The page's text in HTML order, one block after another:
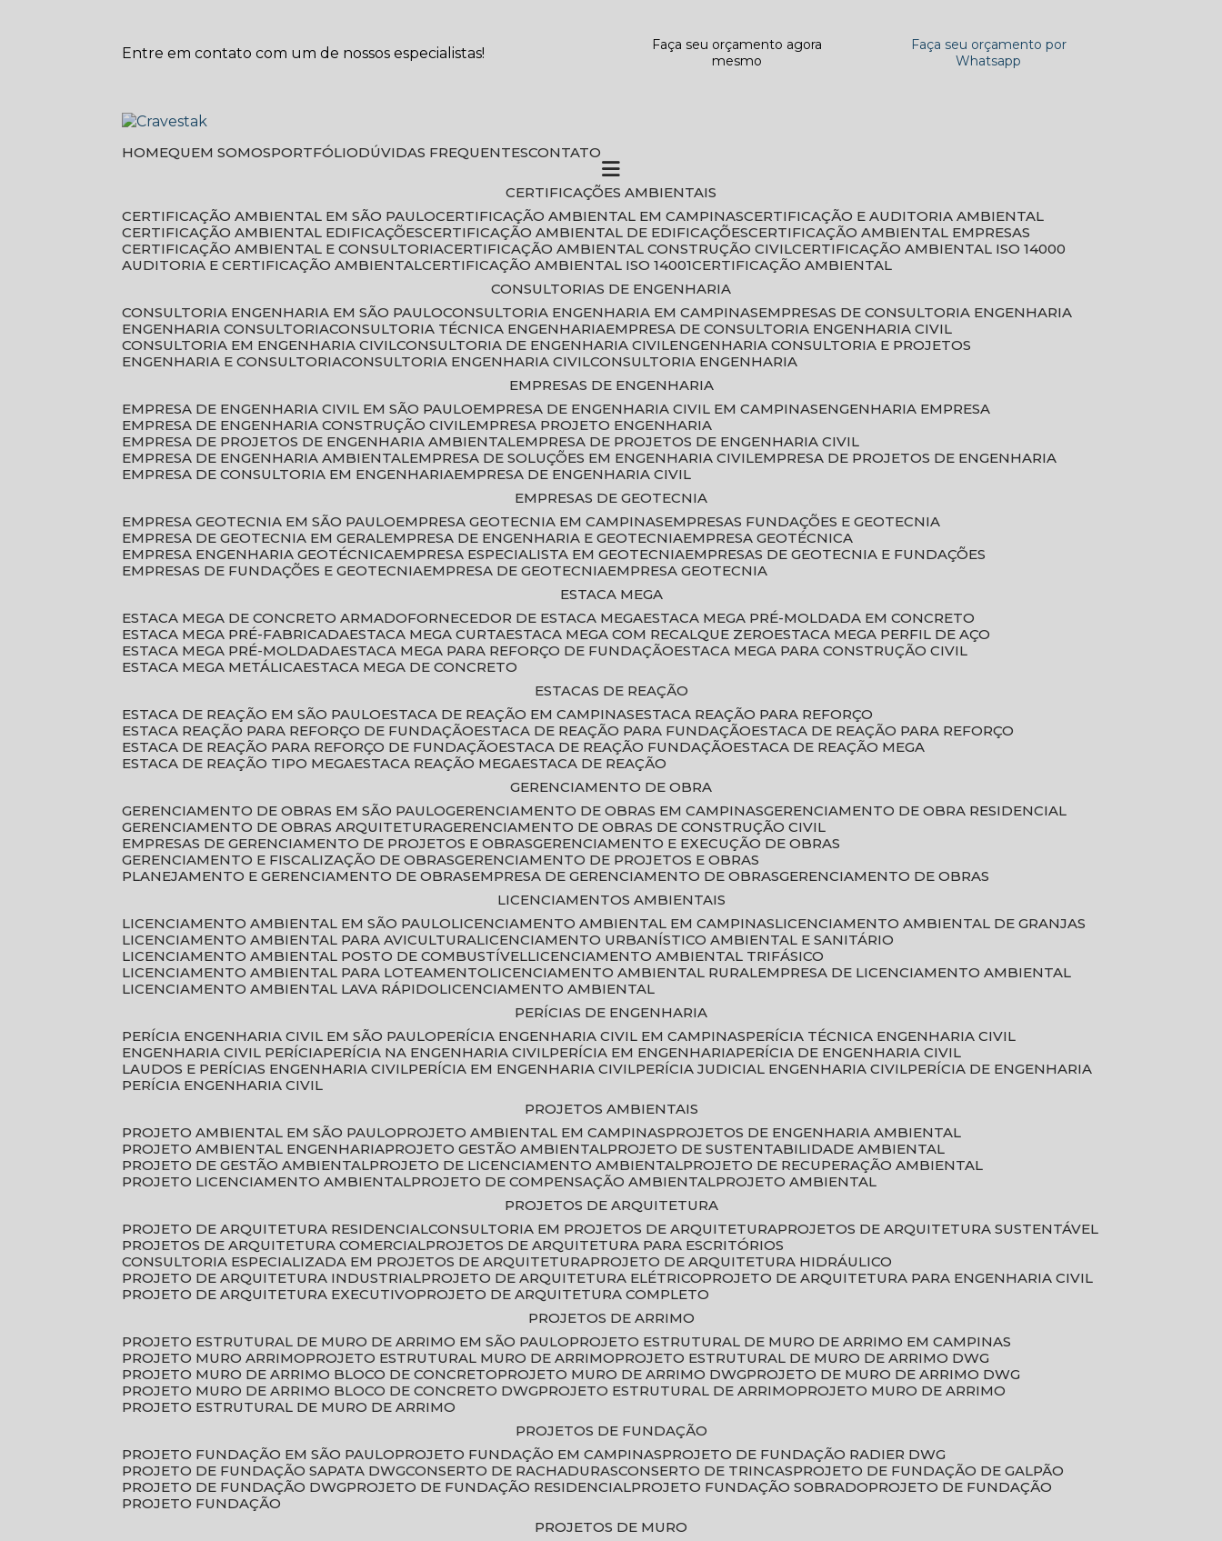
Entre em contato com um de nossos especialistas!
Faça seu orçamento agora
mesmo
Faça seu orçamento por
Whatsapp
HOME QUEM SOMOS PORTFÓLIO DÚVIDAS FREQUENTES CONTATO
CERTIFICAÇÕES AMBIENTAIS
CERTIFICAÇÃO AMBIENTAL EM SÃO PAULO
CERTIFICAÇÃO AMBIENTAL EM CAMPINAS
CERTIFICAÇÃO E AUDITORIA AMBIENTAL
CERTIFICAÇÃO AMBIENTAL EDIFICAÇÕES
CERTIFICAÇÃO AMBIENTAL DE EDIFICAÇÕES
CERTIFICAÇÃO AMBIENTAL EMPRESAS
CERTIFICAÇÃO AMBIENTAL E CONSULTORIA
CERTIFICAÇÃO AMBIENTAL CONSTRUÇÃO CIVIL
CERTIFICAÇÃO AMBIENTAL ISO 14000
AUDITORIA E CERTIFICAÇÃO AMBIENTAL
CERTIFICAÇÃO AMBIENTAL ISO 14001
CERTIFICAÇÃO AMBIENTAL
CONSULTORIAS DE ENGENHARIA
CONSULTORIA ENGENHARIA EM SÃO PAULO CONSULTORIA ENGENHARIA EM CAMPINAS
EMPRESAS DE CONSULTORIA ENGENHARIA
ENGENHARIA CONSULTORIA CONSULTORIA TÉCNICA ENGENHARIA EMPRESA DE CONSULTORIA ENGENHARIA CIVIL
CONSULTORIA EM ENGENHARIA CIVIL CONSULTORIA DE ENGENHARIA CIVIL ENGENHARIA CONSULTORIA E PROJETOS
ENGENHARIA E CONSULTORIA CONSULTORIA ENGENHARIA CIVIL CONSULTORIA ENGENHARIA
EMPRESAS DE ENGENHARIA
EMPRESA DE ENGENHARIA CIVIL EM SÃO PAULO
EMPRESA DE ENGENHARIA CIVIL EM CAMPINAS
ENGENHARIA EMPRESA
EMPRESA DE ENGENHARIA CONSTRUÇÃO CIVIL EMPRESA PROJETO ENGENHARIA
EMPRESA DE PROJETOS DE ENGENHARIA AMBIENTAL EMPRESA DE PROJETOS DE ENGENHARIA CIVIL
EMPRESA DE ENGENHARIA AMBIENTAL EMPRESA DE SOLUÇÕES EM ENGENHARIA CIVIL EMPRESA DE PROJETOS DE ENGENHARIA
EMPRESA DE CONSULTORIA EM ENGENHARIA EMPRESA DE ENGENHARIA CIVIL
EMPRESAS DE GEOTECNIA
EMPRESA GEOTECNIA EM SÃO PAULO
EMPRESA GEOTECNIA EM CAMPINAS
EMPRESAS FUNDAÇÕES E GEOTECNIA
EMPRESA DE GEOTECNIA EM GERAL EMPRESA DE ENGENHARIA E GEOTECNIA EMPRESA GEOTÉCNICA
EMPRESA ENGENHARIA GEOTÉCNICA EMPRESA ESPECIALISTA EM GEOTECNIA EMPRESAS DE GEOTECNIA E FUNDAÇÕES
EMPRESAS DE FUNDAÇÕES E GEOTECNIA EMPRESA DE GEOTECNIA EMPRESA GEOTECNIA
ESTACA MEGA
ESTACA MEGA DE CONCRETO ARMADO
FORNECEDOR DE ESTACA MEGA ESTACA MEGA PRÉ-MOLDADA EM CONCRETO
ESTACA MEGA PRÉ-FABRICADA ESTACA MEGA CURTA ESTACA MEGA COM RECALQUE ZERO
ESTACA MEGA PERFIL DE AÇO
ESTACA MEGA PRÉ-MOLDADA ESTACA MEGA PARA REFORÇO DE FUNDAÇÃO
ESTACA MEGA PARA CONSTRUÇÃO CIVIL
ESTACA MEGA METÁLICA ESTACA MEGA DE CONCRETO
ESTACAS DE REAÇÃO
ESTACA DE REAÇÃO EM SÃO PAULO
ESTACA DE REAÇÃO EM CAMPINAS
ESTACA REAÇÃO PARA REFORÇO
ESTACA REAÇÃO PARA REFORÇO DE FUNDAÇÃO
ESTACA DE REAÇÃO PARA FUNDAÇÃO
ESTACA DE REAÇÃO PARA REFORÇO
ESTACA DE REAÇÃO PARA REFORÇO DE FUNDAÇÃO
ESTACA DE REAÇÃO FUNDAÇÃO
ESTACA DE REAÇÃO MEGA
ESTACA DE REAÇÃO TIPO MEGA ESTACA REAÇÃO MEGA ESTACA DE REAÇÃO
GERENCIAMENTO DE OBRA
GERENCIAMENTO DE OBRAS EM SÃO PAULO
GERENCIAMENTO DE OBRAS EM CAMPINAS
GERENCIAMENTO DE OBRA RESIDENCIAL
GERENCIAMENTO DE OBRAS ARQUITETURA
GERENCIAMENTO DE OBRAS DE CONSTRUÇÃO CIVIL
EMPRESAS DE GERENCIAMENTO DE PROJETOS E OBRAS
GERENCIAMENTO E EXECUÇÃO DE OBRAS
GERENCIAMENTO E FISCALIZAÇÃO DE OBRAS
GERENCIAMENTO DE PROJETOS E OBRAS
PLANEJAMENTO E GERENCIAMENTO DE OBRAS
EMPRESA DE GERENCIAMENTO DE OBRAS
GERENCIAMENTO DE OBRAS
LICENCIAMENTOS AMBIENTAIS
LICENCIAMENTO AMBIENTAL EM SÃO PAULO LICENCIAMENTO AMBIENTAL EM CAMPINAS LICENCIAMENTO AMBIENTAL DE GRANJAS
LICENCIAMENTO AMBIENTAL PARA AVICULTURA LICENCIAMENTO URBANÍSTICO AMBIENTAL E SANITÁRIO
LICENCIAMENTO AMBIENTAL POSTO DE COMBUSTÍVEL LICENCIAMENTO AMBIENTAL TRIFÁSICO
LICENCIAMENTO AMBIENTAL PARA LOTEAMENTO LICENCIAMENTO AMBIENTAL RURAL EMPRESA DE LICENCIAMENTO AMBIENTAL
LICENCIAMENTO AMBIENTAL LAVA RÁPIDO LICENCIAMENTO AMBIENTAL
PERÍCIAS DE ENGENHARIA
PERÍCIA ENGENHARIA CIVIL EM SÃO PAULO
PERÍCIA ENGENHARIA CIVIL EM CAMPINAS
PERÍCIA TÉCNICA ENGENHARIA CIVIL
ENGENHARIA CIVIL PERÍCIA
PERÍCIA NA ENGENHARIA CIVIL PERÍCIA EM ENGENHARIA
PERÍCIA DE ENGENHARIA CIVIL
LAUDOS E PERÍCIAS ENGENHARIA CIVIL
PERÍCIA EM ENGENHARIA CIVIL PERÍCIA JUDICIAL ENGENHARIA CIVIL
PERÍCIA DE ENGENHARIA
PERÍCIA ENGENHARIA CIVIL
PROJETOS AMBIENTAIS
PROJETO AMBIENTAL EM SÃO PAULO
PROJETO AMBIENTAL EM CAMPINAS
PROJETOS DE ENGENHARIA AMBIENTAL
PROJETO AMBIENTAL ENGENHARIA
PROJETO GESTÃO AMBIENTAL
PROJETO DE SUSTENTABILIDADE AMBIENTAL
PROJETO DE GESTÃO AMBIENTAL
PROJETO DE LICENCIAMENTO AMBIENTAL
PROJETO DE RECUPERAÇÃO AMBIENTAL
PROJETO LICENCIAMENTO AMBIENTAL
PROJETO DE COMPENSAÇÃO AMBIENTAL
PROJETO AMBIENTAL
PROJETOS DE ARQUITETURA
PROJETO DE ARQUITETURA RESIDENCIAL CONSULTORIA EM PROJETOS DE ARQUITETURA
PROJETOS DE ARQUITETURA SUSTENTÁVEL
PROJETOS DE ARQUITETURA COMERCIAL
PROJETOS DE ARQUITETURA PARA ESCRITÓRIOS
CONSULTORIA ESPECIALIZADA EM PROJETOS DE ARQUITETURA
PROJETO DE ARQUITETURA HIDRÁULICO
PROJETO DE ARQUITETURA INDUSTRIAL
PROJETO DE ARQUITETURA ELÉTRICO
PROJETO DE ARQUITETURA PARA ENGENHARIA CIVIL
PROJETO DE ARQUITETURA EXECUTIVO
PROJETO DE ARQUITETURA COMPLETO
PROJETOS DE ARRIMO
PROJETO ESTRUTURAL DE MURO DE ARRIMO EM SÃO PAULO
PROJETO ESTRUTURAL DE MURO DE ARRIMO EM CAMPINAS
PROJETO MURO ARRIMO
PROJETO ESTRUTURAL MURO DE ARRIMO
PROJETO ESTRUTURAL DE MURO DE ARRIMO DWG
PROJETO MURO DE ARRIMO BLOCO DE CONCRETO
PROJETO MURO DE ARRIMO DWG
PROJETO DE MURO DE ARRIMO DWG
PROJETO MURO DE ARRIMO BLOCO DE CONCRETO DWG
PROJETO ESTRUTURAL DE ARRIMO
PROJETO MURO DE ARRIMO
PROJETO ESTRUTURAL DE MURO DE ARRIMO
PROJETOS DE FUNDAÇÃO
PROJETO FUNDAÇÃO EM SÃO PAULO
PROJETO FUNDAÇÃO EM CAMPINAS
PROJETO DE FUNDAÇÃO RADIER DWG
PROJETO DE FUNDAÇÃO SAPATA DWG CONSERTO DE RACHADURAS CONSERTO DE TRINCAS
PROJETO DE FUNDAÇÃO DE GALPÃO
PROJETO DE FUNDAÇÃO DWG
PROJETO DE FUNDAÇÃO RESIDENCIAL PROJETO FUNDAÇÃO SOBRADO
PROJETO DE FUNDAÇÃO
PROJETO FUNDAÇÃO
PROJETOS DE MURO